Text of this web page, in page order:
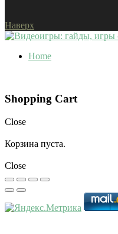
Наверх
Home
Shopping Cart
Close
Корзина пуста.
Close